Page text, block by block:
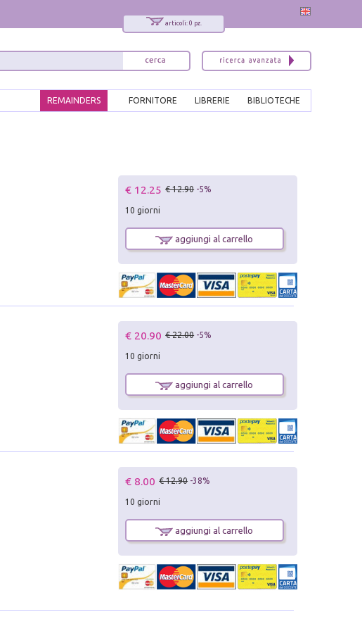
articoli: 0 pz.
BIBLIOTECHE
LIBRERIE
FORNITORE
REMAINDERS
€ 12.25 € 12.90 -5%
10 giorni
aggiungi al carrello
€ 20.90 € 22.00 -5%
10 giorni
aggiungi al carrello
€ 8.00 € 12.90 -38%
10 giorni
aggiungi al carrello